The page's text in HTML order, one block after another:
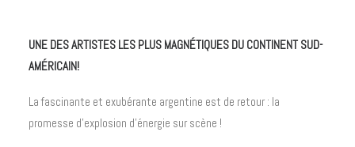
UNE DES ARTISTES LES PLUS MAGNÉTIQUES DU CONTINENT SUD-
AMÉRICAIN!
La fascinante et exubérante argentine est de retour : la
promesse d’explosion d’énergie sur scène !